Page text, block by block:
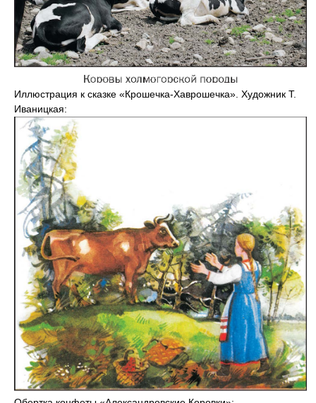
Иллюстрация к сказке «Крошечка-Хаврошечка». Художник Т.
Иваницкая: